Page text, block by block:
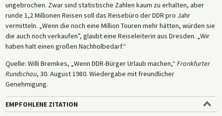
ungebrochen. Zwar sind statistische Zahlen kaum zu erhalten, aber
runde 1,2 Millionen Reisen soll das Reisebüro der DDR pro Jahr
vermitteln. „Wenn die noch eine Million Touren mehr hätten, würden sie
die auch noch verkaufen”, glaubt eine Reiseleiterin aus Dresden. „Wir
haben halt einen großen Nachholbedarf.“
Quelle: Willi Bremkes, „Wenn DDR-Bürger Urlaub machen,“ Frankfurter
Rundschau, 30. August 1980. Wiedergabe mit freundlicher
Genehmigung.
EMPFOHLENE ZITATION